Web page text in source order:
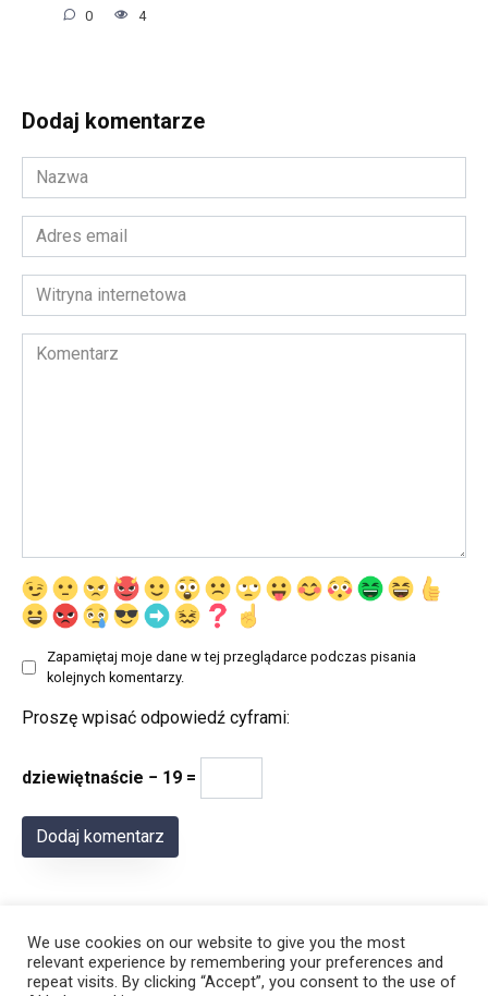
0 4
Dodaj komentarze
Nazwa
*
Adres
email
*Witryna
internetowa
Komentarz
Zapamiętaj moje dane w tej przeglądarce podczas pisania
kolejnych komentarzy.
Proszę wpisać odpowiedź cyframi:
dziewiętnaście − 19 =
We use cookies on our website to give you the most
relevant experience by remembering your preferences and
repeat visits. By clicking “Accept”, you consent to the use of